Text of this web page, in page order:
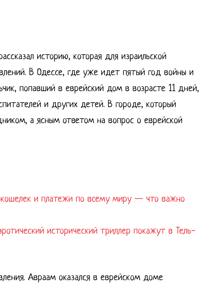
историю, которая для израильской
В Одессе, где уже идет пятый год войны и
попавший в еврейский дом в возрасте 11 дней,
и других детей. В городе, который
а ясным ответом на вопрос о еврейской
и платежи по всему миру — что важно
исторический триллер покажут в Тель-
Авраам оказался в еврейском доме